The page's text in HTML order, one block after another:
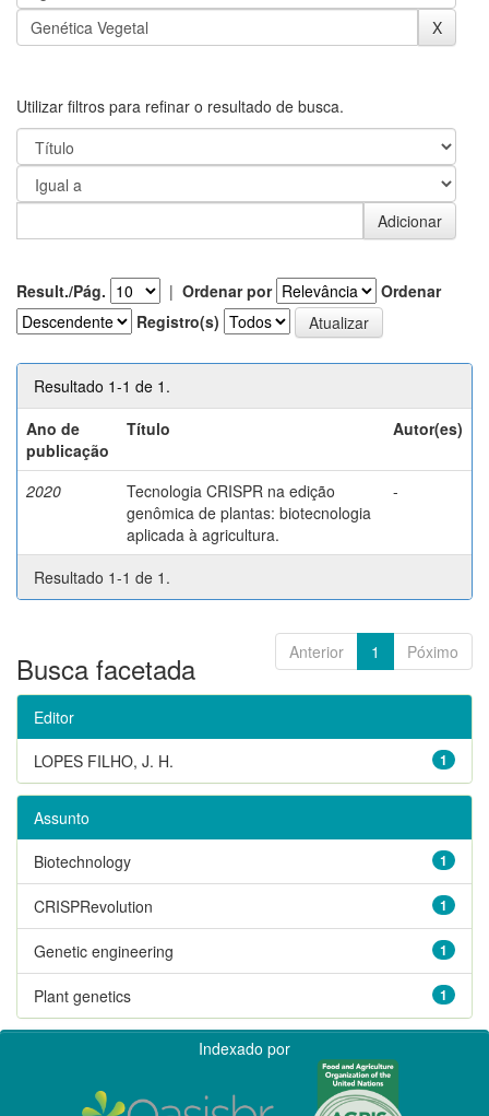
Utilizar filtros para refinar o resultado de busca.
Result./Pág. | Ordenar por
Ordenar
Registro(s)
Resultado 1-1 de 1.
Ano de
publicação
Título Autor(es)
2020
Tecnologia CRISPR na edição
genômica de plantas: biotecnologia
aplicada à agricultura.
-
Resultado 1-1 de 1.
Anterior 1 Póximo
Busca facetada
Editor
1
LOPES FILHO, J. H.
Assunto
1
Biotechnology
1
CRISPRevolution
1
Genetic engineering
1
Plant genetics
Indexado por